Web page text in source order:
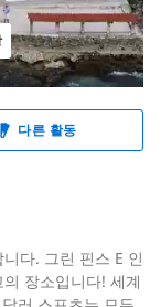
다른 활동
다. 그린 핀스 E 인
장소입니다! 세계